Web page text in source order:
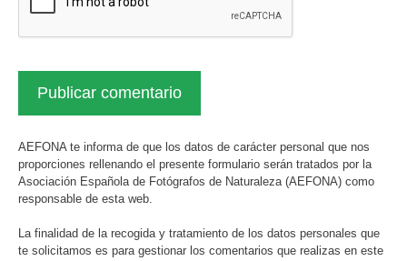
AEFONA te informa de que los datos de carácter personal que nos
proporciones rellenando el presente formulario serán tratados por la
Asociación Española de Fotógrafos de Naturaleza (AEFONA) como
responsable de esta web.
La finalidad de la recogida y tratamiento de los datos personales que
te solicitamos es para gestionar los comentarios que realizas en este